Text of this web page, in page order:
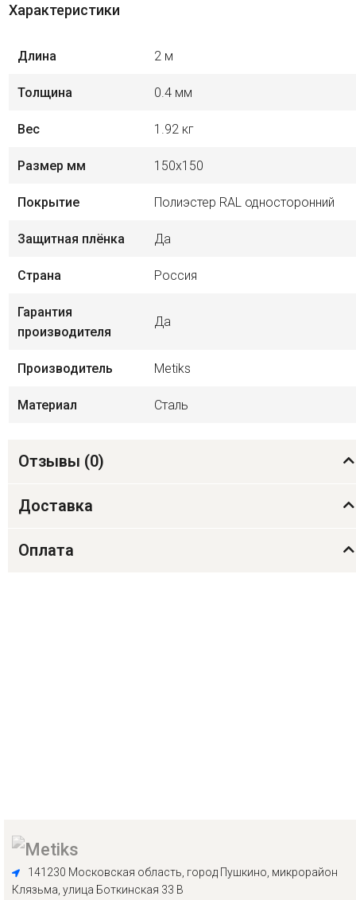
Характеристики
Длина 2 м
Толщина 0.4 мм
Вес 1.92 кг
Размер мм 150х150
Покрытие Полиэстер RAL односторонний
Защитная плёнка Да
Страна Россия
Гарантия
производителя
Да
Производитель Metiks
Материал Сталь
Отзывы (0)
Доставка
Оплата
141230 Московская область, город Пушкино, микрорайон
Клязьма, улица Боткинская 33 В